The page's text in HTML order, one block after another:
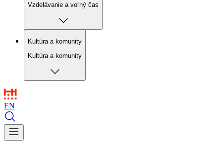
Vzdelávanie a voľný čas
Kultúra a komunity
Kultúra a komunity
EN